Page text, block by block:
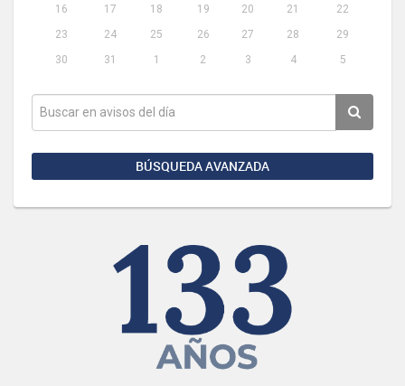
16
17 18 19 20 21
22
23
24 25 26 27 28
29
30
31 1 2 3 4 5
BÚSQUEDA AVANZADA